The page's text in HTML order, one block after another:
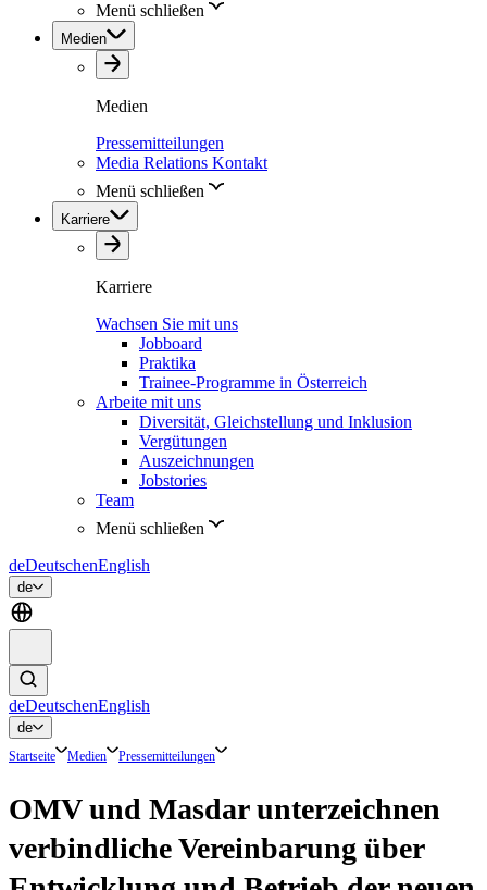
Menü schließen
Medien
Medien
Pressemitteilungen
Media Relations Kontakt
Menü schließen
Karriere
Karriere
Wachsen Sie mit uns
Jobboard
Praktika
Trainee-Programme in Österreich
Arbeite mit uns
Diversität, Gleichstellung und Inklusion
Vergütungen
Auszeichnungen
Jobstories
Team
Menü schließen
deDeutschenEnglish
de
deDeutschenEnglish
de
Startseite Medien Pressemitteilungen
OMV und Masdar unterzeichnen
verbindliche Vereinbarung über